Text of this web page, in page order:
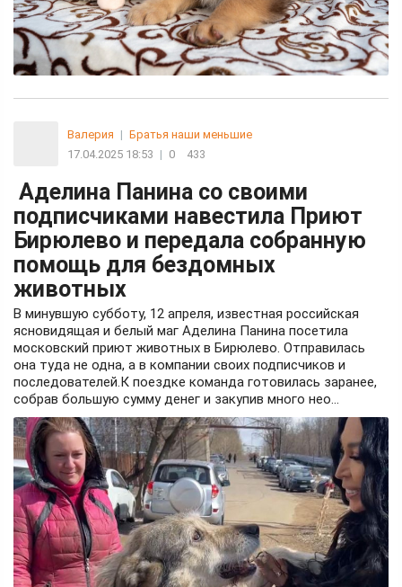
Валерия | Братья наши меньшие
17.04.2025 18:53 | 0 433
Аделина Панина со своими
подписчиками навестила Приют
Бирюлево и передала собранную
помощь для бездомных
животных
В минувшую субботу, 12 апреля, известная российская
ясновидящая и белый маг Аделина Панина посетила
московский приют животных в Бирюлево. Отправилась
она туда не одна, а в компании своих подписчиков и
последователей.К поездке команда готовилась заранее,
собрав большую сумму денег и закупив много нео...